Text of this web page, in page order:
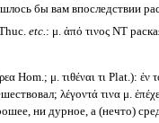
бы вам впоследствии
etc.: μ. ἀπό τινος NT
Hom.; μ. τιθέναι τι Plat.):
λέγοντά τινα μ.
ни дурное, а (нечто)